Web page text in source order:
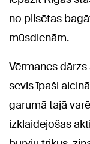
no pilsētas
mūsdienām.
Vērmanes
sevis īpaši
garumā tajā
izklaidējošas